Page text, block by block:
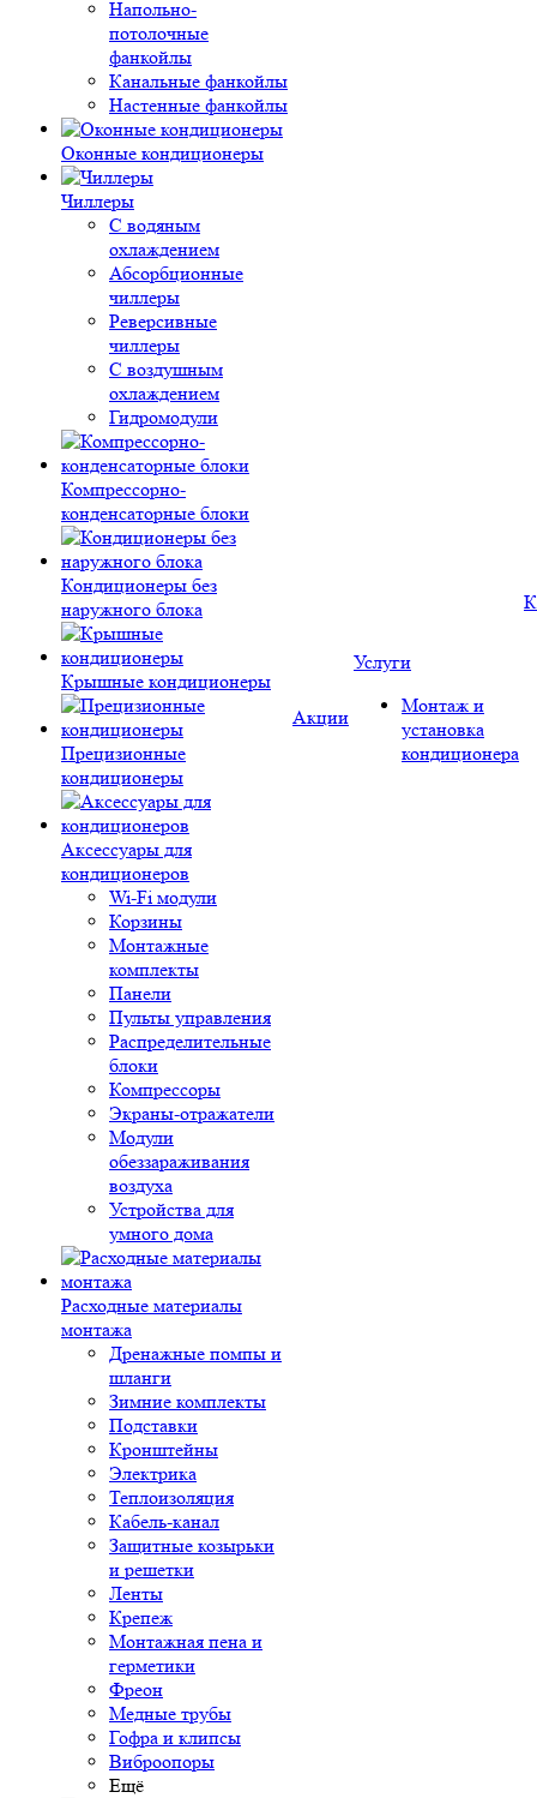
Напольно-
потолочные
фанкойлы
Канальные фанкойлы
Настенные фанкойлы
Оконные кондиционеры
Чиллеры
С водяным
охлаждением
Абсорбционные
чиллеры
Реверсивные
чиллеры
С воздушным
охлаждением
Гидромодули
Компрессорно-
конденсаторные блоки
Кондиционеры без
наружного блока
Крышные кондиционеры
Прецизионные
кондиционеры
Аксессуары для
кондиционеров
Wi-Fi модули
Корзины
Монтажные
комплекты
Панели
Пульты управления
Распределительные
блоки
Компрессоры
Экраны-отражатели
Модули
обеззараживания
воздуха
Устройства для
умного дома
Расходные материалы
монтажа
Дренажные помпы и
шланги
Зимние комплекты
Подставки
Кронштейны
Электрика
Теплоизоляция
Кабель-канал
Защитные козырьки
и решетки
Ленты
Крепеж
Монтажная пена и
герметики
Фреон
Медные трубы
Гофра и клипсы
Виброопоры
Ещё
Акции
Услуги
Монтаж и
установка
кондиционера